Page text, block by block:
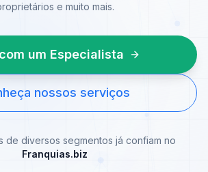
e muito mais.
um Especialista
nossos serviços
de diversos segmentos já confiam no
Franquias.biz